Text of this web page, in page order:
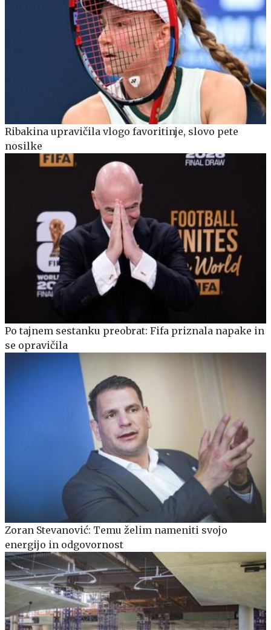
Ribakina upravičila vlogo favoritinje, slovo pete
nosilke
Po tajnem sestanku preobrat: Fifa priznala napake in
se opravičila
Zoran Stevanović: Temu želim nameniti svojo
energijo in odgovornost